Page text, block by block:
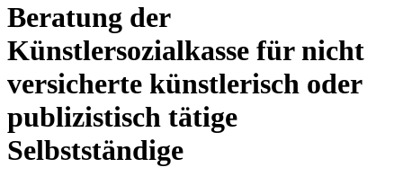
Beratung der
Künstlersozialkasse für nicht
versicherte künstlerisch oder
publizistisch tätige
Selbstständige